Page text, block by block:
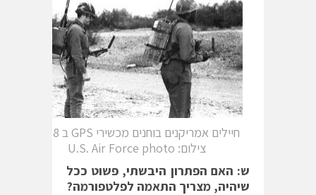
חיילים אמריקנים בוחנים מכשירי GPS ב 1978
צילום: U.S. Air Force photo
ש: האם הפתרון היבשתי, פשוט ככל
שיהיה, מצריך התאמה לפלטפורמה?